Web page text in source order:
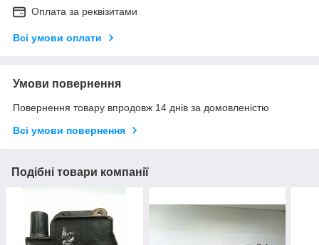
Оплата за реквізитами
Всі умови оплати
Умови повернення
Повернення товару впродовж 14 днів за домовленістю
Всі умови повернення
Подібні товари компанії